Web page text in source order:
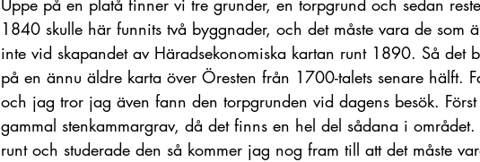
Uppe på en platå finner vi tre grunder, en torpgrund och sedan
1840 skulle här funnits två byggnader, och det måste vara de som
inte vid skapandet av Häradsekonomiska kartan runt 1890. Så det
på en ännu äldre karta över Öresten från 1700-talets senare hälft.
och jag tror jag även fann den torpgrunden vid dagens besök.
gammal stenkammargrav, då det finns en hel del sådana i
runt och studerade den så kommer jag nog fram till att det måste